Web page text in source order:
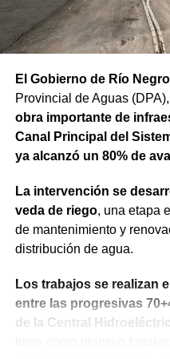
anticipadamente a un
las partes decide no
esa posibilidad siempre
trasladada, la otra parte
Como en este caso ese
concretado, la jueza
declarar extinguido el
«En virtud de ello
configurados los recaudos
de la parte», explicó.
actuaciones permanezcan
conforme a la normativa
El Gobierno de Río Negro
Provincial de Aguas (DPA),
obra importante de
Canal Principal del
ya alcanzó un 80% de
La intervención se
veda de riego, una etapa
de mantenimiento y
distribución de agua.
Los trabajos se realizan
entre las progresivas
de la Central